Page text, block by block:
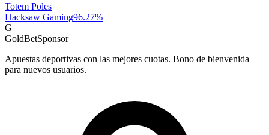
Totem Poles
Hacksaw Gaming96.27%
G
GoldBetSponsor
Apuestas deportivas con las mejores cuotas. Bono de bienvenida
para nuevos usuarios.